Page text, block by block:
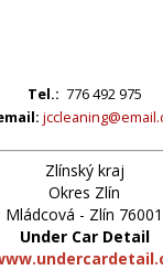
Tel.: 776 492 975
Zlínský kraj
Okres Zlín
Mládcová - Zlín 76001
Under Car Detail